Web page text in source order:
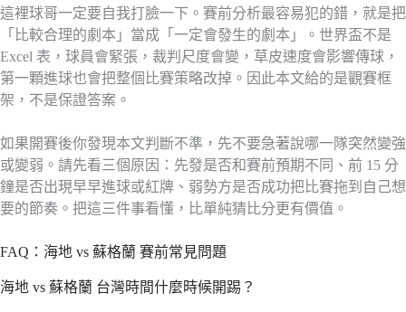
這裡球哥一定要自我打臉一下。賽前分析最容易犯的錯，就是把
「比較合理的劇本」當成「一定會發生的劇本」。世界盃不是
Excel 表，球員會緊張，裁判尺度會變，草皮速度會影響傳球，
第一顆進球也會把整個比賽策略改掉。因此本文給的是觀賽框
架，不是保證答案。
如果開賽後你發現本文判斷不準，先不要急著說哪一隊突然變強
或變弱。請先看三個原因：先發是否和賽前預期不同、前 15 分
鐘是否出現早早進球或紅牌、弱勢方是否成功把比賽拖到自己想
要的節奏。把這三件事看懂，比單純猜比分更有價值。
FAQ：海地 vs 蘇格蘭 賽前常見問題
海地 vs 蘇格蘭 台灣時間什麼時候開踢？